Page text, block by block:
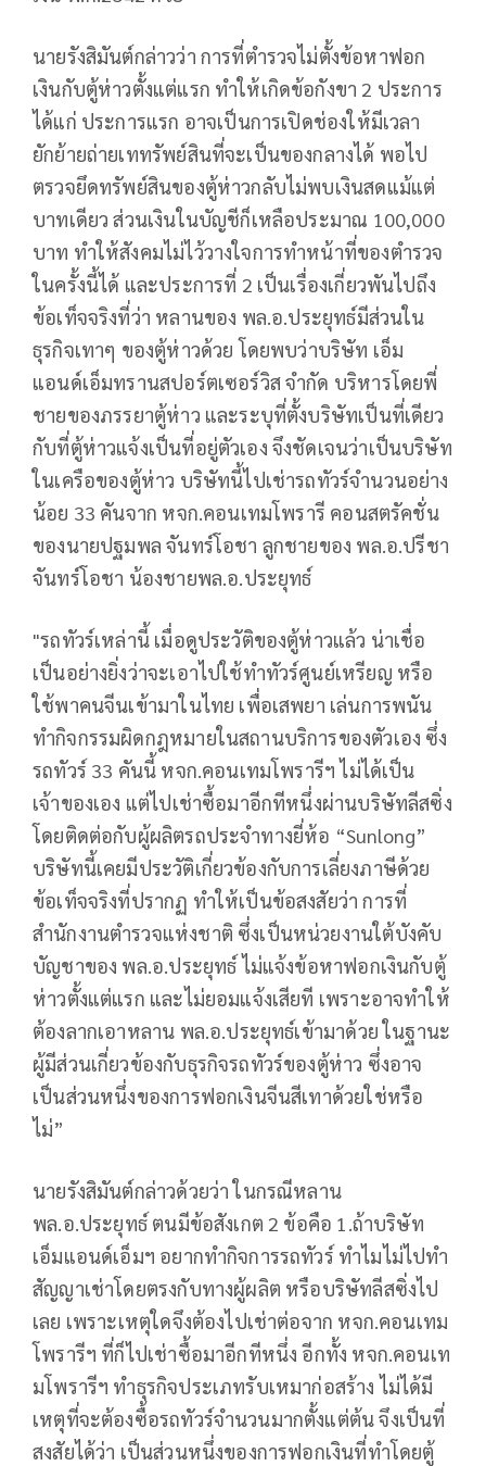
นายรังสิมันต์กล่าวว่า การที่ตำรวจไม่ตั้งข้อหาฟอก
เงินกับตู้ห่าวตั้งแต่แรก ทำให้เกิดข้อกังขา 2 ประการ
ได้แก่ ประการแรก อาจเป็นการเปิดช่องให้มีเวลา
ยักย้ายถ่ายเททรัพย์สินที่จะเป็นของกลางได้ พอไป
ตรวจยึดทรัพย์สินของตู้ห่าวกลับไม่พบเงินสดแม้แต่
บาทเดียว ส่วนเงินในบัญชีก็เหลือประมาณ 100,000
บาท ทำให้สังคมไม่ไว้วางใจการทำหน้าที่ของตำรวจ
ในครั้งนี้ได้ และประการที่ 2 เป็นเรื่องเกี่ยวพันไปถึง
ข้อเท็จจริงที่ว่า หลานของ พล.อ.ประยุทธ์มีส่วนใน
ธุรกิจเทาๆ ของตู้ห่าวด้วย โดยพบว่าบริษัท เอ็ม
แอนด์เอ็มทรานสปอร์ตเซอร์วิส จำกัด บริหารโดยพี่
ชายของภรรยาตู้ห่าว และระบุที่ตั้งบริษัทเป็นที่เดียว
กับที่ตู้ห่าวแจ้งเป็นที่อยู่ตัวเอง จึงชัดเจนว่าเป็นบริษัท
ในเครือของตู้ห่าว บริษัทนี้ไปเช่ารถทัวร์จำนวนอย่าง
น้อย 33 คันจาก หจก.คอนเทมโพรารี คอนสตรัคชั่น
ของนายปฐมพล จันทร์โอชา ลูกชายของ พล.อ.ปรีชา
จันทร์โอชา น้องชายพล.อ.ประยุทธ์
"รถทัวร์เหล่านี้ เมื่อดูประวัติของตู้ห่าวแล้ว น่าเชื่อ
เป็นอย่างยิ่งว่าจะเอาไปใช้ทำทัวร์ศูนย์เหรียญ หรือ
ใช้พาคนจีนเข้ามาในไทย เพื่อเสพยา เล่นการพนัน
ทำกิจกรรมผิดกฎหมายในสถานบริการของตัวเอง ซึ่ง
รถทัวร์ 33 คันนี้ หจก.คอนเทมโพรารีฯ ไม่ได้เป็น
เจ้าของเอง แต่ไปเช่าซื้อมาอีกทีหนึ่งผ่านบริษัทลีสซิ่ง
โดยติดต่อกับผู้ผลิตรถประจำทางยี่ห้อ “Sunlong”
บริษัทนี้เคยมีประวัติเกี่ยวข้องกับการเลี่ยงภาษีด้วย
ข้อเท็จจริงที่ปรากฏ ทำให้เป็นข้อสงสัยว่า การที่
สำนักงานตำรวจแห่งชาติ ซึ่งเป็นหน่วยงานใต้บังคับ
บัญชาของ พล.อ.ประยุทธ์ ไม่แจ้งข้อหาฟอกเงินกับตู้
ห่าวตั้งแต่แรก และไม่ยอมแจ้งเสียที เพราะอาจทำให้
ต้องลากเอาหลาน พล.อ.ประยุทธ์เข้ามาด้วย ในฐานะ
ผู้มีส่วนเกี่ยวข้องกับธุรกิจรถทัวร์ของตู้ห่าว ซึ่งอาจ
เป็นส่วนหนึ่งของการฟอกเงินจีนสีเทาด้วยใช่หรือ
ไม่”
นายรังสิมันต์กล่าวด้วยว่า ในกรณีหลาน
พล.อ.ประยุทธ์ ตนมีข้อสังเกต 2 ข้อคือ 1.ถ้าบริษัท
เอ็มแอนด์เอ็มฯ อยากทำกิจการรถทัวร์ ทำไมไม่ไปทำ
สัญญาเช่าโดยตรงกับทางผู้ผลิต หรือบริษัทลีสซิ่งไป
เลย เพราะเหตุใดจึงต้องไปเช่าต่อจาก หจก.คอนเทม
โพรารีฯ ที่ก็ไปเช่าซื้อมาอีกทีหนึ่ง อีกทั้ง หจก.คอนเท
มโพรารีฯ ทำธุรกิจประเภทรับเหมาก่อสร้าง ไม่ได้มี
เหตุที่จะต้องซื้อรถทัวร์จำนวนมากตั้งแต่ต้น จึงเป็นที่
สงสัยได้ว่า เป็นส่วนหนึ่งของการฟอกเงินที่ทำโดยตู้